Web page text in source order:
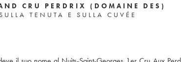
CRU PERDRIX (DOMAINE DES)
TENUTA E SULLA CUVÉE